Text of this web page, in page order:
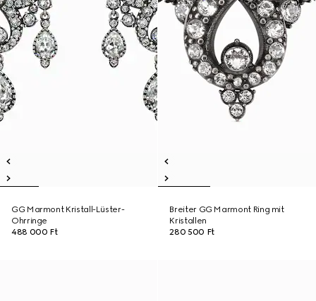
GG Marmont Kristall-Lüster-
Ohrringe
488 000 Ft
Breiter GG Marmont Ring mit
Kristallen
280 500 Ft